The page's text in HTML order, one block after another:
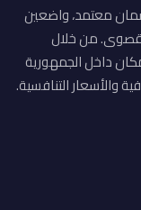
ضمان معتمد، واضعين
قصوى. من خلال
داخل الجمهورية
والأسعار التنافسية.